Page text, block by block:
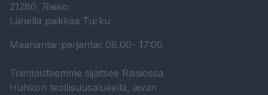
21280, Raisio
Lähellä paikkaa Turku
Maanantai-perjantai: 08.00- 17:00
Toimipisteemme sijaitsee Raisiossa
Huhkon teollisuusalueella, aivan